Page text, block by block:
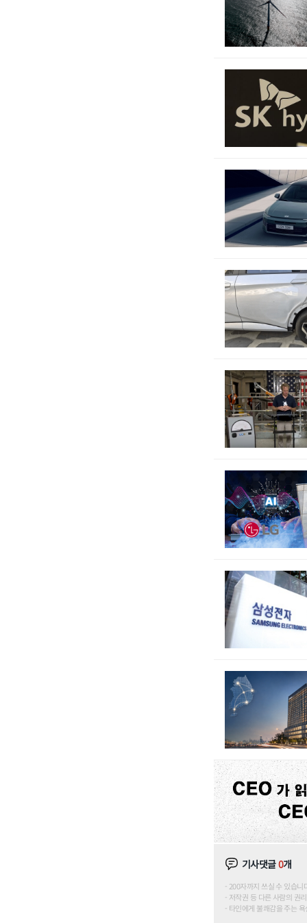
기사댓글0개
200자까지 쓰실 수 있습
저작권 등 다른 사람의 권
타인에게 불쾌감을 주는